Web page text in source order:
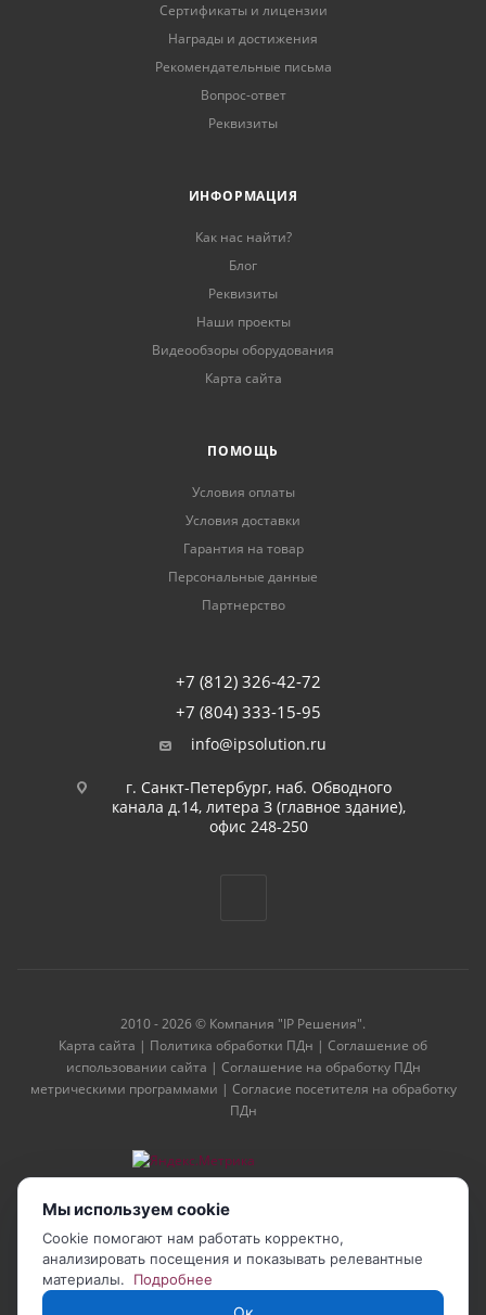
Сертификаты и лицензии
Награды и достижения
Рекомендательные письма
Вопрос-ответ
Реквизиты
ИНФОРМАЦИЯ
Как нас найти?
Блог
Реквизиты
Наши проекты
Видеообзоры оборудования
Карта сайта
ПОМОЩЬ
Условия оплаты
Условия доставки
Гарантия на товар
Персональные данные
Партнерство
+7 (812) 326-42-72
+7 (804) 333-15-95
info@ipsolution.ru
г. Санкт-Петербург, наб. Обводного
канала д.14, литера З (главное здание),
офис 248-250
2010 - 2026 © Компания "IP Решения".
Карта сайта | Политика обработки ПДн | Соглашение об
использовании сайта | Соглашение на обработку ПДн
метрическими программами | Согласие посетителя на обработку
ПДн
Мы используем cookie
Cookie помогают нам работать корректно,
анализировать посещения и показывать релевантные
материалы.
Подробнее